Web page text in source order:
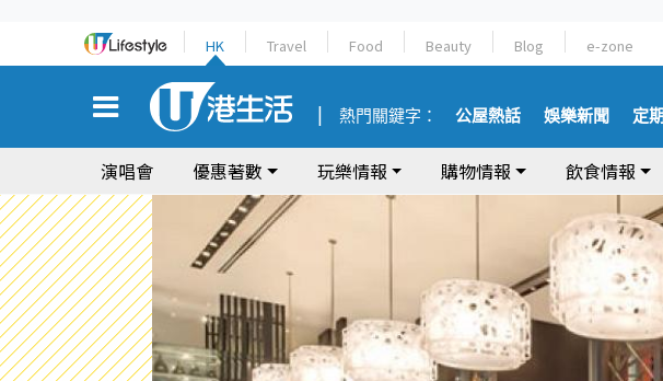
HK Travel Food Beauty Blog e-zone
熱門關鍵字： 公屋熱話 娛樂新聞 定
演唱會 優惠著數 玩樂情報 購物情報 飲食情報